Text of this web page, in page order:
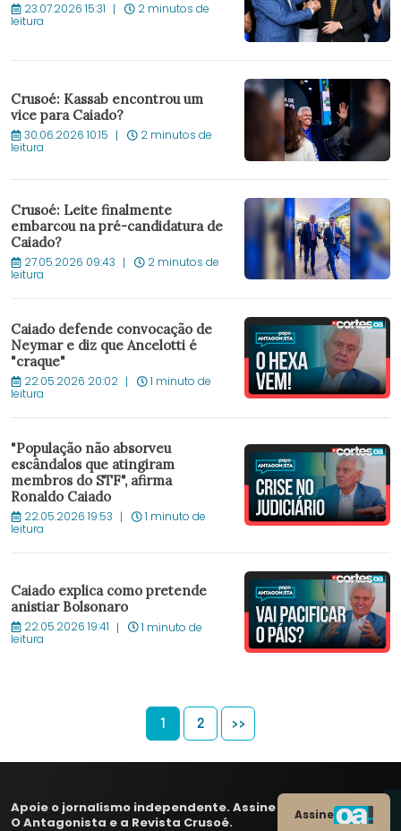
23.07.2026 15:31 2 minutos de
leitura
Crusoé: Kassab encontrou um
vice para Caiado?
30.06.2026 10:15 2 minutos de
leitura
Crusoé: Leite finalmente
embarcou na pré-candidatura de
Caiado?
27.05.2026 09:43 2 minutos de
leitura
Caiado defende convocação de
Neymar e diz que Ancelotti é
"craque"
22.05.2026 20:02 1 minuto de
leitura
"População não absorveu
escândalos que atingiram
membros do STF", afirma
Ronaldo Caiado
22.05.2026 19:53 1 minuto de
leitura
Caiado explica como pretende
anistiar Bolsonaro
22.05.2026 19:41 1 minuto de
leitura
1 2 >>
Apoie o jornalismo independente. Assine
O Antagonista e a Revista Crusoé.
Assine